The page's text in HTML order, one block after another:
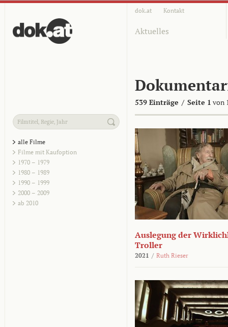
dok.at Kontakt
Aktuelles
539 Einträge / Seite 1 von
alle Filme
Filme mit Kaufoption
1970 – 1979
1980 – 1989
1990 – 1999
2000 – 2009
ab 2010
Auslegung der
Troller
2021 / Ruth Rieser